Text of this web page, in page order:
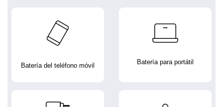
Batería del teléfono móvil Batería para portátil